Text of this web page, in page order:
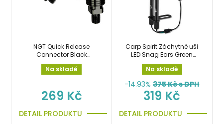
NGT Quick Release
Connector Black
rychlospojka 3ks
Na skladě
269 Kč
DETAIL PRODUKTU
Carp Spirit Záchytné uši
LED Snag Ears Green
svítící
Na skladě
-14.93% 375Kč s DPH
319 Kč
DETAIL PRODUKTU